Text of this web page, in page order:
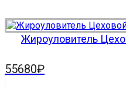
Жироуловитель
55680₽